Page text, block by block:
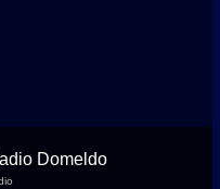
Domeldo